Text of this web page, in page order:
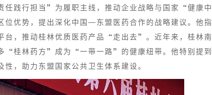
任践行担当”为履职主线，推动企业战略与国家“健康
优势，提出深化中国—东盟医药合作的战略建议。他
台，推动桂林优质医药产品“走出去”。近年来，桂林
“桂林药方”成为“一带一路”的健康纽带。他特别提
，助力东盟国家公共卫生体系建设。